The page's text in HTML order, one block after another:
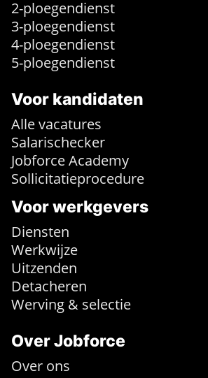
2-ploegendienst
3-ploegendienst
4-ploegendienst
5-ploegendienst
Voor kandidaten
Alle vacatures
Salarischecker
Jobforce Academy
Sollicitatieprocedure
Voor werkgevers
Diensten
Werkwijze
Uitzenden
Detacheren
Werving & selectie
Over Jobforce
Over ons